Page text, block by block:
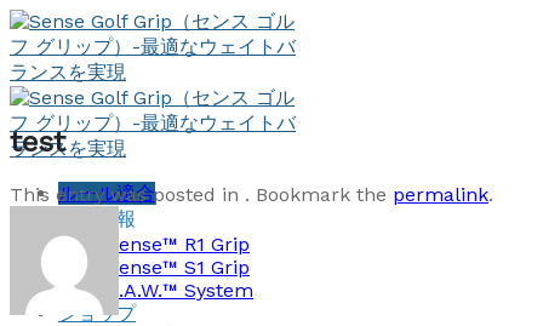
Skip
to
content
ルール適合
製品情報
Sense™ R1 Grip
Sense™ S1 Grip
S.A.W.™ System
ショップ
test
This entry was posted in . Bookmark the permalink.